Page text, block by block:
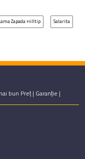
Zapada Hilltip Salarita
bun Preț | Garanție |